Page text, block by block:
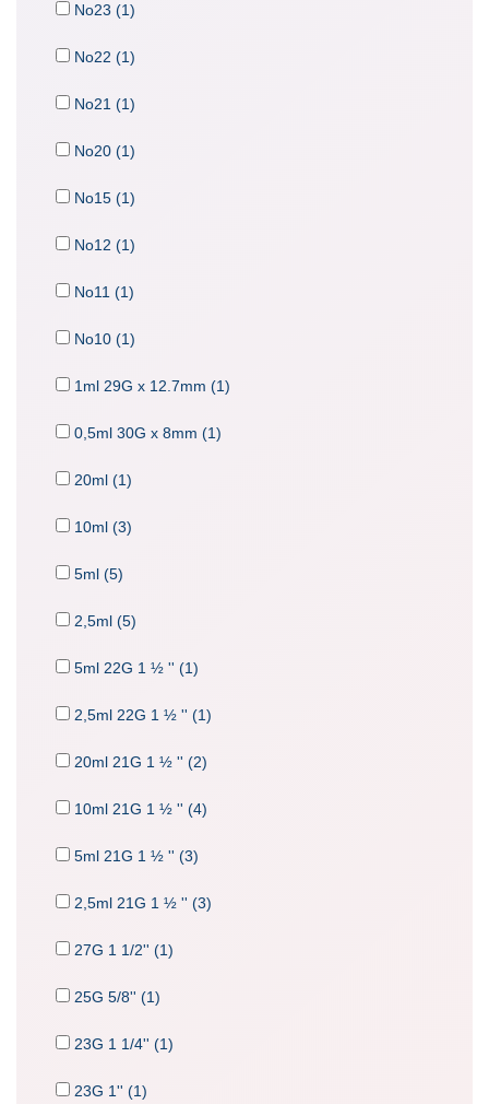
No23 (1)
No22 (1)
No21 (1)
No20 (1)
No15 (1)
No12 (1)
No11 (1)
No10 (1)
1ml 29G x 12.7mm (1)
0,5ml 30G x 8mm (1)
20ml (1)
10ml (3)
5ml (5)
2,5ml (5)
5ml 22G 1 ½ '' (1)
2,5ml 22G 1 ½ '' (1)
20ml 21G 1 ½ '' (2)
10ml 21G 1 ½ '' (4)
5ml 21G 1 ½ '' (3)
2,5ml 21G 1 ½ '' (3)
27G 1 1/2'' (1)
25G 5/8'' (1)
23G 1 1/4'' (1)
23G 1'' (1)